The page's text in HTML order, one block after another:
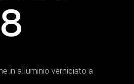
in alluminio verniciato a